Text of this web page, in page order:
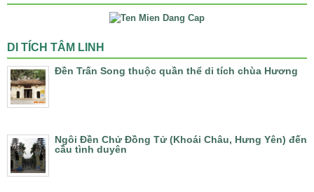
DI TÍCH TÂM LINH
Đền Trấn Song thuộc quần thể di tích chùa Hương
Ngôi Đền Chử Đồng Tử (Khoái Châu, Hưng Yên) đến
cầu tình duyên